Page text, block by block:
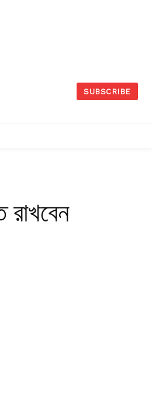
SUBSCRIBE
রাখবেন